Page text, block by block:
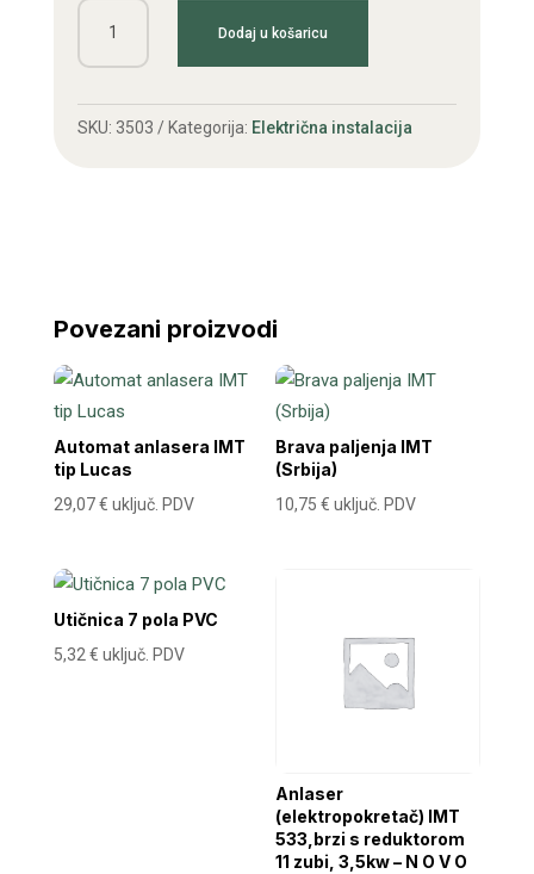
Štop
prekidač
količina
Dodaj u košaricu
SKU: 3503 Kategorija: Električna instalacija
Povezani proizvodi
Automat anlasera IMT
tip Lucas
29,07€ uključ. PDV
Brava paljenja IMT
(Srbija)
10,75€ uključ. PDV
Utičnica 7 pola PVC
5,32€ uključ. PDV
Anlaser
(elektropokretač) IMT
533,brzi s reduktorom
11 zubi, 3,5kw – N O V O